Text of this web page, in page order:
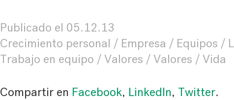
Publicado el 05.12.13
Crecimiento personal
Empresa Equipos
Trabajo en equipo
Valores Valores Vida
Compartir en Facebook, LinkedIn, Twitter.